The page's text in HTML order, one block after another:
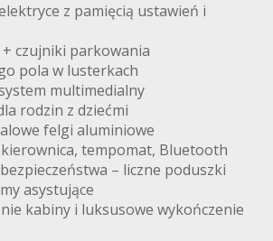
z pamięcią ustawień i
czujniki parkowania
pola w lusterkach
multimedialny
rodzin z dziećmi
felgi aluminiowe
tempomat, Bluetooth
– liczne poduszki
asystujące
kabiny i luksusowe wykończenie